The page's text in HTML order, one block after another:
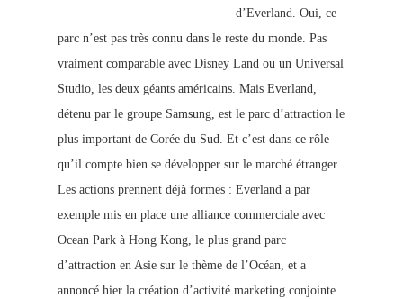
d’Everland. Oui, ce
parc n’est pas très connu dans le reste du monde. Pas
vraiment comparable avec Disney Land ou un Universal
Studio, les deux géants américains. Mais Everland,
détenu par le groupe Samsung, est le parc d’attraction le
plus important de Corée du Sud. Et c’est dans ce rôle
qu’il compte bien se développer sur le marché étranger.
Les actions prennent déjà formes : Everland a par
exemple mis en place une alliance commerciale avec
Ocean Park à Hong Kong, le plus grand parc
d’attraction en Asie sur le thème de l’Océan, et a
annoncé hier la création d’activité marketing conjointe